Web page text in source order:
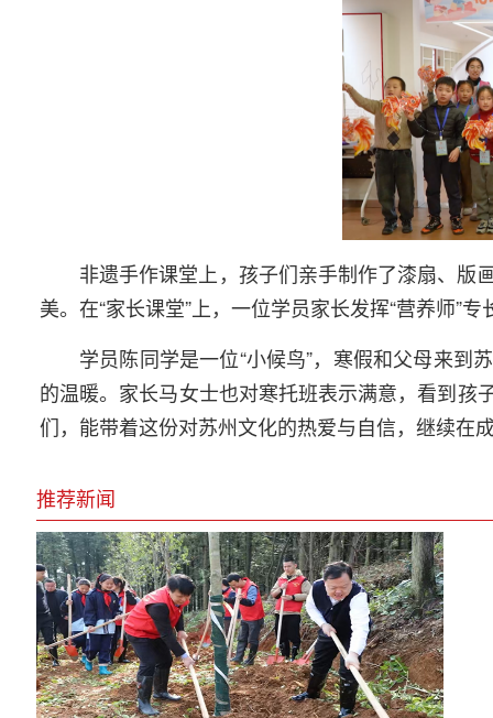
非遗手作课堂上，孩子们亲手制作了漆扇、版
美。在“家长课堂”上，一位学员家长发挥“营养师”
学员陈同学是一位“小候鸟”，寒假和父母来
的温暖。家长马女士也对寒托班表示满意，看到
们，能带着这份对苏州文化的热爱与自信，继续在
推荐新闻